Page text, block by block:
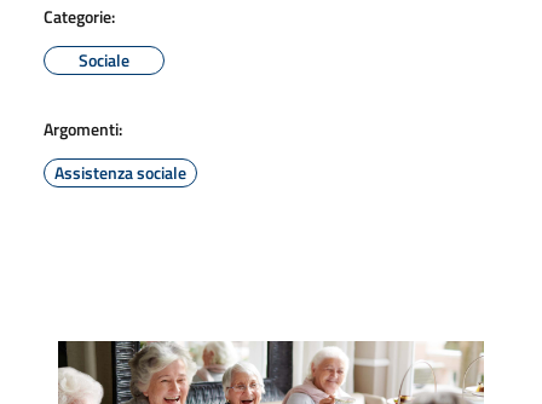
Categorie:
Sociale
Argomenti:
Assistenza sociale